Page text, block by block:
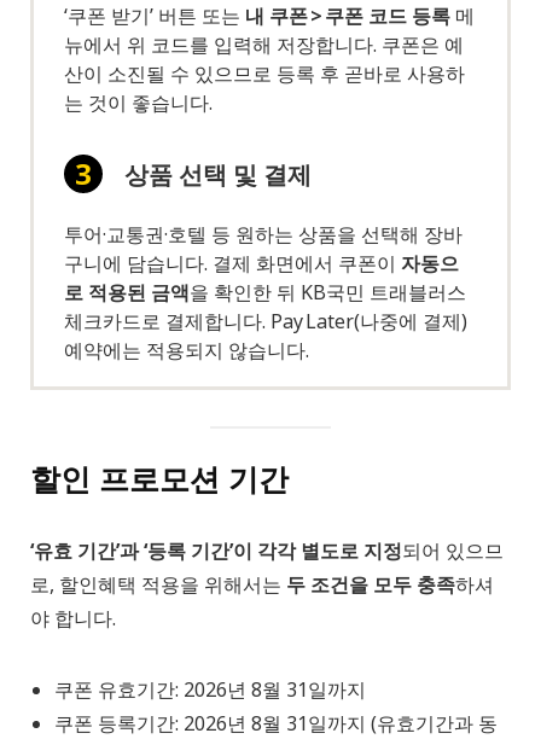
‘쿠폰 받기’ 버튼 또는 내 쿠폰 > 쿠폰 코드 등록 메
뉴에서 위 코드를 입력해 저장합니다. 쿠폰은 예
산이 소진될 수 있으므로 등록 후 곧바로 사용하
는 것이 좋습니다.
상품 선택 및 결제
투어·교통권·호텔 등 원하는 상품을 선택해 장바
구니에 담습니다. 결제 화면에서 쿠폰이 자동으
로 적용된 금액을 확인한 뒤 KB국민 트래블러스
체크카드로 결제합니다. Pay Later(나중에 결제)
예약에는 적용되지 않습니다.
할인 프로모션 기간
‘유효 기간’과 ‘등록 기간’이 각각 별도로 지정되어 있으므
로, 할인혜택 적용을 위해서는 두 조건을 모두 충족하셔
야 합니다.
쿠폰 유효기간: 2026년 8월 31일까지
쿠폰 등록기간: 2026년 8월 31일까지 (유효기간과 동